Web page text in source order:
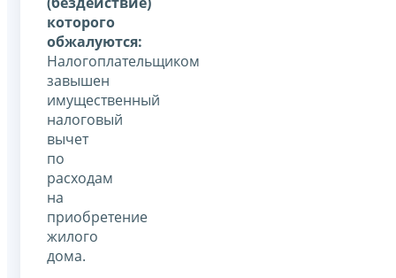
которого
обжалуются:
Налогоплательщиком
завышен
имущественный
налоговый
вычет
по
расходам
на
приобретение
жилого
дома.